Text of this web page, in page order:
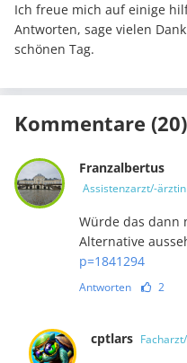
Ich freue mich auf einige
Antworten, sage vielen
schönen Tag.
Kommentare (20)
Franzalbertus
Assistenzarzt/-ärztin
Würde das dann
Alternative
p=1841294
Antworten 2
cptlars